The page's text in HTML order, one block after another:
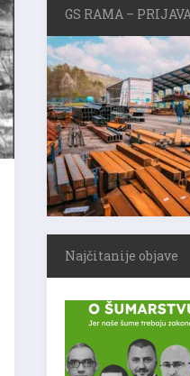
GS RAMA –
Najčitanije objave